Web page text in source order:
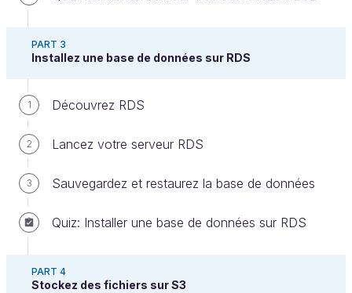
PART 3
Installez une base de données sur RDS
1 Découvrez RDS
2 Lancez votre serveur RDS
3 Sauvegardez et restaurez la base de données
Quiz: Installer une base de données sur RDS
PART 4
Stockez des fichiers sur S3
maîtriser ses coûts cloud peut être un avantage
compétitif. Si vous divisez vos coûts Amazon EC2
par deux, vous pourrez offrir les meilleurs rabais à
grimper votre revenu, et ainsi de suite.
Découvrons ensemble ce service omniprésent
appelé Billing, ou tableau de facturation.
Prenez en main les principes de
facturation
le nom de votre compte puis choisissez “Tableau de